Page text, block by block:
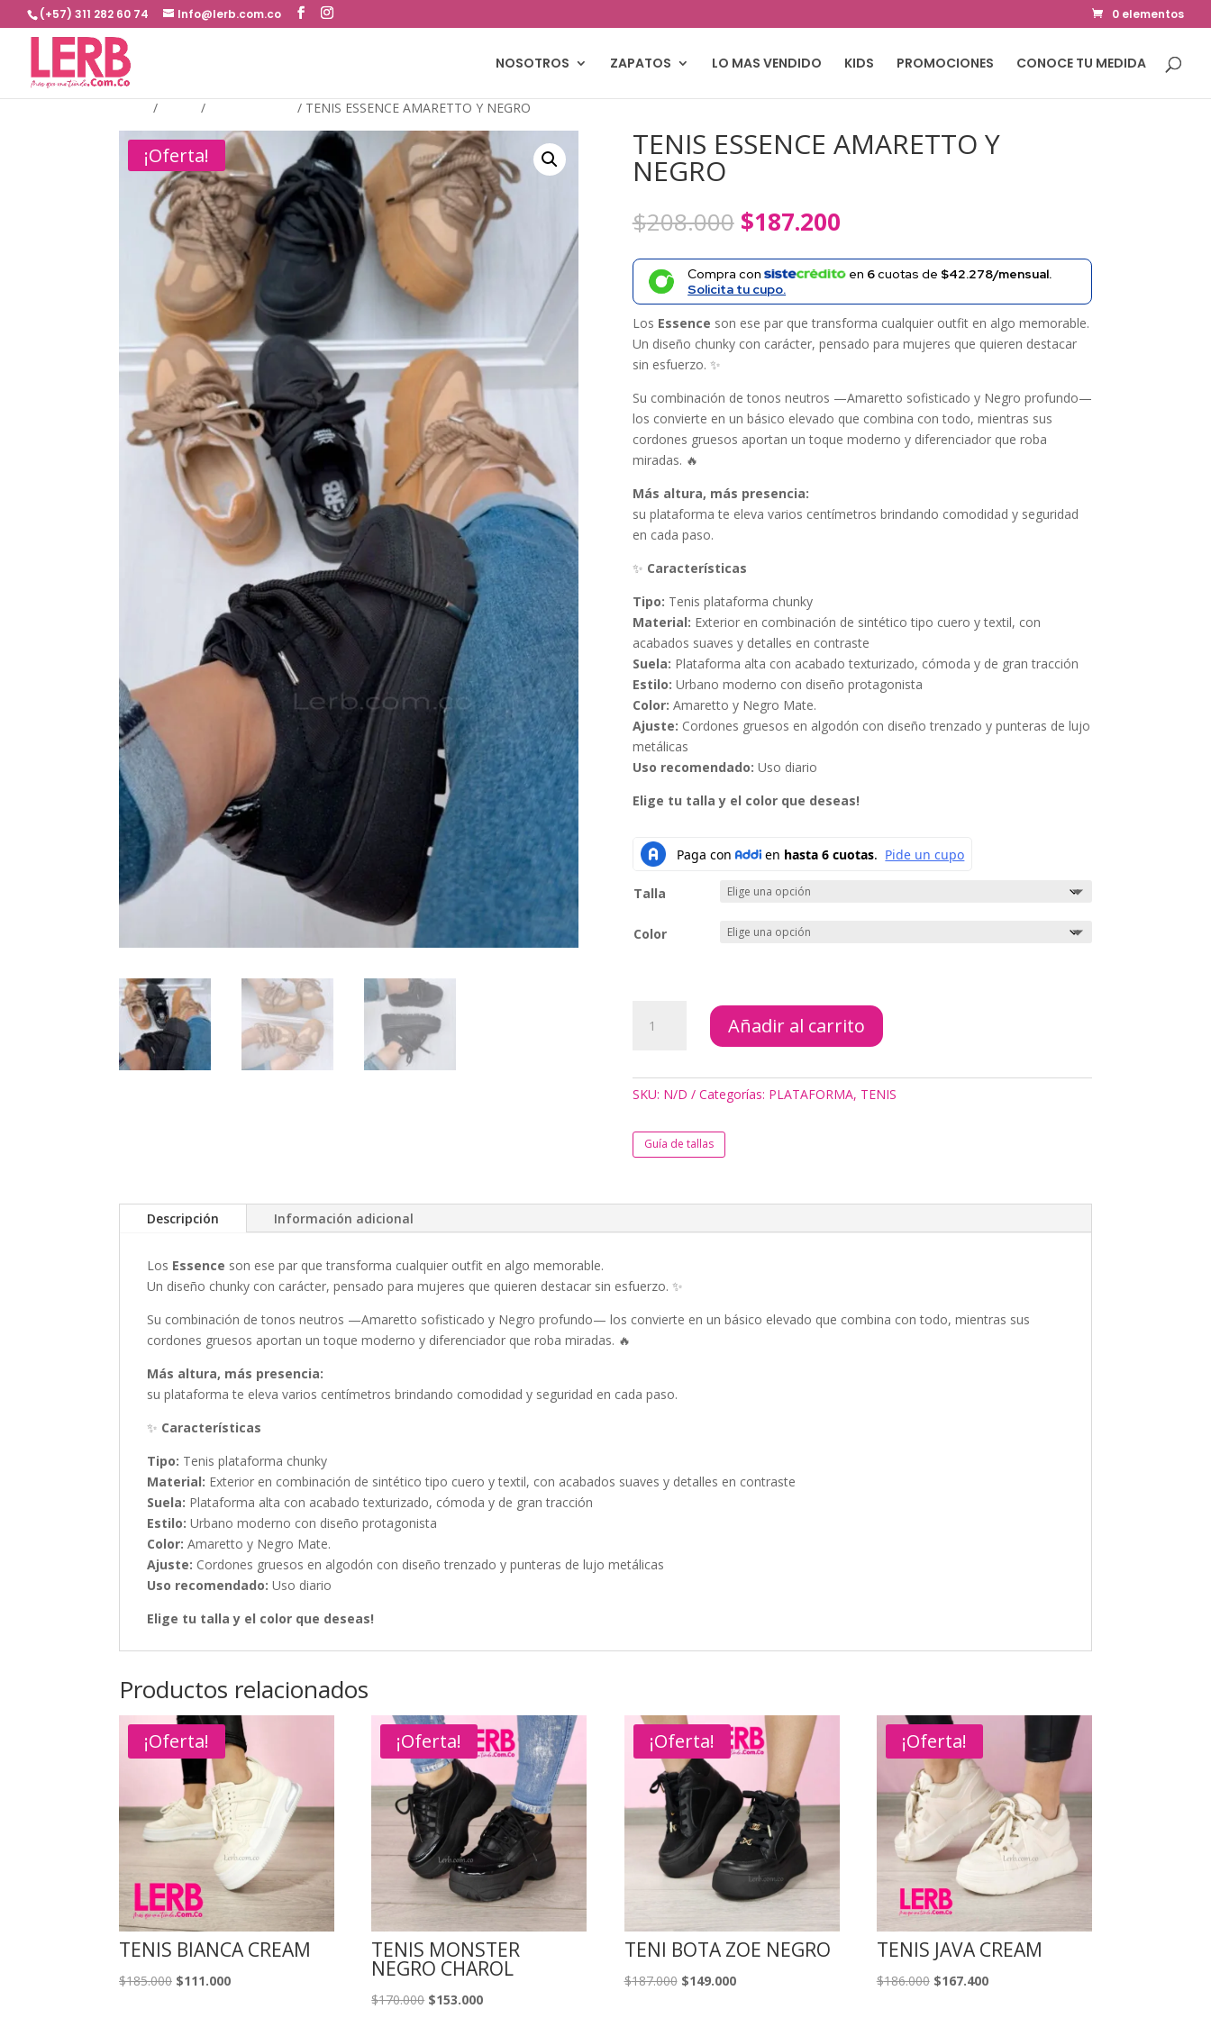
(+57) 311 282 60 74 Info@lerb.com.co 0 elementos
NOSOTROS ZAPATOS LO MAS VENDIDO KIDS PROMOCIONES CONOCE TU MEDIDA
/ / / TENIS ESSENCE AMARETTO Y NEGRO
¡Oferta! TENIS ESSENCE AMARETTO Y
NEGRO
$208.000 El
precio
original
era:
$208.000.
$187.200El
actual
es:
$187.200.
Compra con en 6cuotas de $42.278/mensual.
Solicita tu cupo.
Los Essence son ese par que transforma cualquier outfit en algo memorable.
Un diseño chunky con carácter, pensado para mujeres que quieren destacar
sin esfuerzo. ✨
Su combinación de tonos neutros —Amaretto sofisticado y Negro profundo—
los convierte en un básico elevado que combina con todo, mientras sus
cordones gruesos aportan un toque moderno y diferenciador que roba
miradas. 🔥
Más altura, más presencia:
su plataforma te eleva varios centímetros brindando comodidad y seguridad
en cada paso.
✨ Características
Tipo: Tenis plataforma chunky
Material: Exterior en combinación de sintético tipo cuero y textil, con
acabados suaves y detalles en contraste
Suela: Plataforma alta con acabado texturizado, cómoda y de gran tracción
Estilo: Urbano moderno con diseño protagonista
Color: Amaretto y Negro Mate.
Ajuste: Cordones gruesos en algodón con diseño trenzado y punteras de lujo
metálicas
Uso recomendado: Uso diario
Elige tu talla y el color que deseas!
Talla
Color
ESSENCE
NEGRO
Añadir al carrito
SKU: N/D Categorías: PLATAFORMA, TENIS
Guía de tallas
Descripción Información adicional
Los Essence son ese par que transforma cualquier outfit en algo memorable.
Un diseño chunky con carácter, pensado para mujeres que quieren destacar sin esfuerzo. ✨
Su combinación de tonos neutros —Amaretto sofisticado y Negro profundo— los convierte en un básico elevado que combina con todo, mientras sus
cordones gruesos aportan un toque moderno y diferenciador que roba miradas. 🔥
Más altura, más presencia:
su plataforma te eleva varios centímetros brindando comodidad y seguridad en cada paso.
✨ Características
Tipo: Tenis plataforma chunky
Material: Exterior en combinación de sintético tipo cuero y textil, con acabados suaves y detalles en contraste
Suela: Plataforma alta con acabado texturizado, cómoda y de gran tracción
Estilo: Urbano moderno con diseño protagonista
Color: Amaretto y Negro Mate.
Ajuste: Cordones gruesos en algodón con diseño trenzado y punteras de lujo metálicas
Uso recomendado: Uso diario
Elige tu talla y el color que deseas!
Productos relacionados
¡Oferta!
TENIS BIANCA CREAM
$185.000 El
$111.000El
¡Oferta!
TENIS MONSTER
NEGRO CHAROL
$170.000 El
$153.000El
¡Oferta!
TENI BOTA ZOE NEGRO
$187.000 El
$149.000El
¡Oferta!
TENIS JAVA CREAM
$186.000 El
$167.400El